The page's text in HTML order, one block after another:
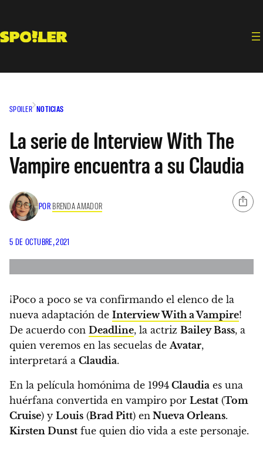
contenido
SPOILER NOTICIAS
La serie de Interview With The
Vampire encuentra a su Claudia
POR BRENDA AMADOR
5 DE OCTUBRE, 2021
¡Poco a poco se va confirmando el elenco de la
nueva adaptación de Interview With a Vampire!
De acuerdo con Deadline, la actriz Bailey Bass, a
quien veremos en las secuelas deAvatar,
interpretará a Claudia.
En la película homónima de 1994 Claudia es una
huérfana convertida en vampiro por Lestat (Tom
Cruise) y Louis (Brad Pitt) en Nueva Orleans.
Kirsten Dunst fue quien dio vida a este personaje.